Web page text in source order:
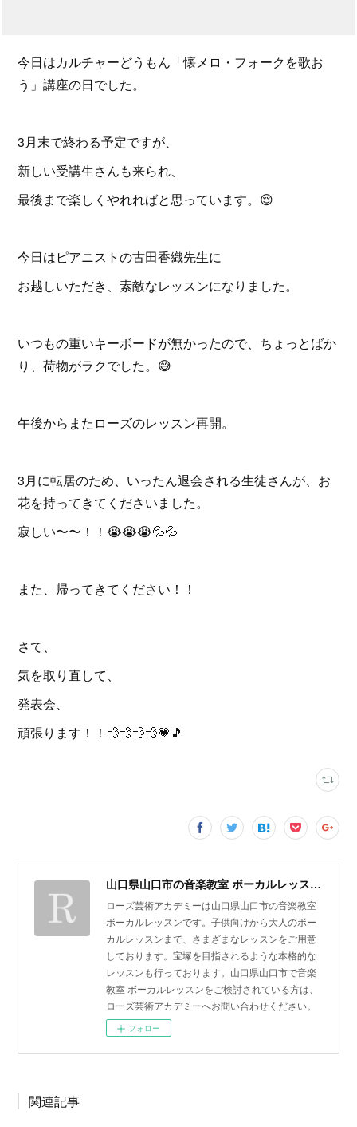
今日はカルチャーどうもん「懐メロ・フォークを歌お
う」講座の日でした。
3月末で終わる予定ですが、
新しい受講生さんも来られ、
最後まで楽しくやれればと思っています。😌
今日はピアニストの古田香織先生に
お越しいただき、素敵なレッスンになりました。
いつもの重いキーボードが無かったので、ちょっとばか
り、荷物がラクでした。😅
午後からまたローズのレッスン再開。
3月に転居のため、いったん退会される生徒さんが、お
花を持ってきてくださいました。
寂しい〜〜！！😭😭😭💦💦
また、帰ってきてください！！
さて、
気を取り直して、
発表会、
頑張ります！！💨💨💨💨💗🎵
山口県山口市の音楽教室 ボーカルレッスン | ローズ芸術アカデミー
ローズ芸術アカデミーは山口県山口市の音楽教室
ボーカルレッスンです。子供向けから大人のボー
カルレッスンまで、さまざまなレッスンをご用意
しております。宝塚を目指されるような本格的な
レッスンも行っております。山口県山口市で音楽
教室 ボーカルレッスンをご検討されている方は、
ローズ芸術アカデミーへお問い合わせください。
フォロー
関連記事